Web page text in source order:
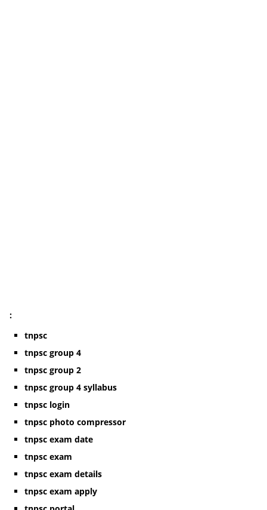
:
tnpsc
tnpsc group 4
tnpsc group 2
tnpsc group 4 syllabus
tnpsc login
tnpsc photo compressor
tnpsc exam date
tnpsc exam
tnpsc exam details
tnpsc exam apply